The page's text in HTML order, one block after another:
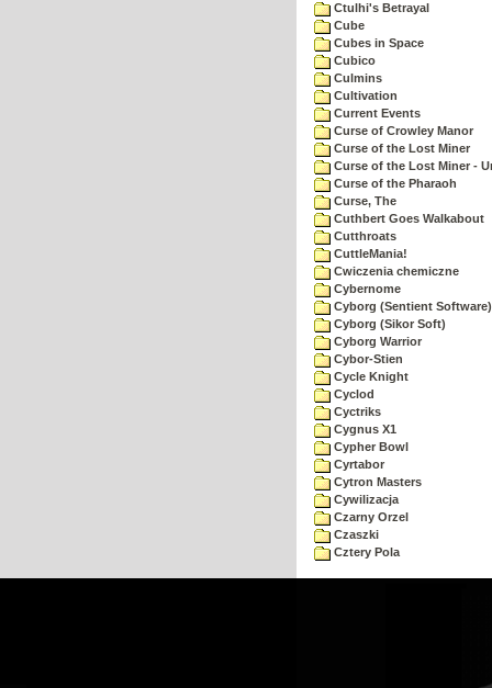
Ctulhi's Betrayal
Cube
Cubes in Space
Cubico
Culmins
Cultivation
Current Events
Curse of Crowley Manor
Curse of the Lost Miner
Curse of the Lost Miner -
Curse of the Pharaoh
Curse, The
Cuthbert Goes Walkabout
Cutthroats
CuttleMania!
Cwiczenia chemiczne
Cybernome
Cyborg (Sentient Software)
Cyborg (Sikor Soft)
Cyborg Warrior
Cybor-Stien
Cycle Knight
Cyclod
Cyctriks
Cygnus X1
Cypher Bowl
Cyrtabor
Cytron Masters
Cywilizacja
Czarny Orzel
Czaszki
Cztery Pola